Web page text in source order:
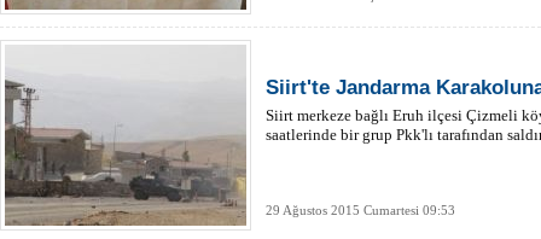
Siirt'te Jandarma
Siirt merkeze bağlı Eruh ilçesi Çizmeli
saatlerinde bir grup Pkk'lı tarafından
29 Ağustos 2015 Cumartesi 09:53